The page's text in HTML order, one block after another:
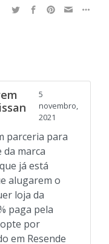
5
novembro,
2021
parceria para
marca
já está
alugarem o
loja da
paga pela
por
em Resende